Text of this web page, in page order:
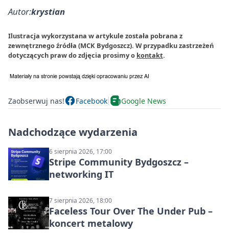
Autor:krystian
Ilustracja wykorzystana w artykule została pobrana z
zewnętrznego źródła (MCK Bydgoszcz). W przypadku zastrzeżeń
dotyczących praw do zdjęcia prosimy o kontakt.
Zaobserwuj nas! Facebook Google News
Nadchodzące wydarzenia
6 sierpnia 2026, 17:00
Stripe Community Bydgoszcz –
networking IT
7 sierpnia 2026, 18:00
Faceless Tour Over The Under Pub –
koncert metalowy